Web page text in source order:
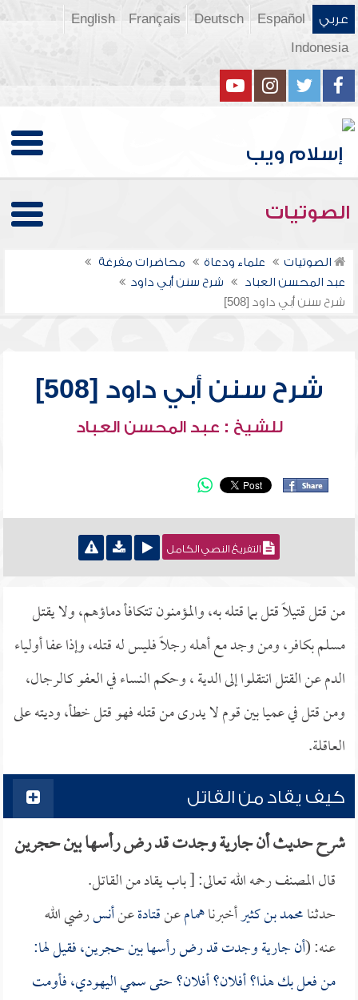
عربي Español
Deutsch
Français
English
Indonesia
الصوتيات
الصوتيات علماء ودعاة
محاضرات مفرغة
عبد المحسن العباد
شرح سنن أبي داود
شرح سنن أبي داود [508]
شرح سنن أبي داود [508]
للشيخ : عبد المحسن العباد
التفريغ النصي الكامل
من قتل قتيلاً قتل بما قتله به، والمؤمنون تتكافأ دماؤهم، ولا يقتل
مسلم بكافر، ومن وجد مع أهله رجلاً فليس له قتله، وإذا عفا أولياء
الدم عن القتل انتقلوا إلى الدية ، وحكم النساء في العفو كالرجال،
ومن قتل في عميا بين قوم لا يدرى من قتله فهو قتل خطأ، وديته على
العاقلة.
كيف يقاد من القاتل
شرح حديث أن جارية وجدت قد رض رأسها بين حجرين
قال المصنف رحمه الله تعالى: [ باب يقاد من القاتل.
حدثنامحمد بن كثيرأخبرناهمامعنقتادةعنأنسرضي الله
عنه: (أن جارية وجدت قد رض رأسها بين حجرين، فقيل لها:
من فعل بك هذا؟ أفلان؟ أفلان؟ حتى سمي اليهودي، فأومت